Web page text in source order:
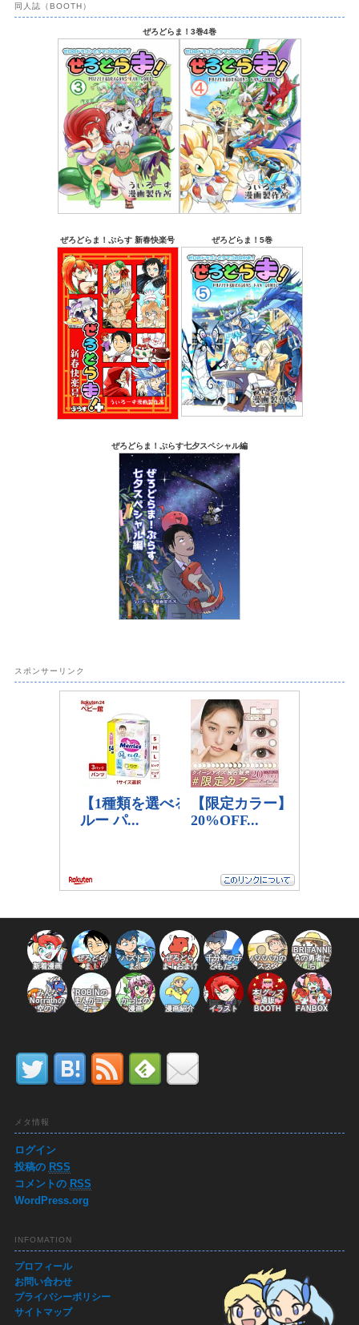
同人誌（BOOTH）
ぜろどらま！3巻4巻
ぜろどらま！ぷらす 新春快楽号 ぜろどらま！5巻
ぜろどらま！ぷらす七夕スペシャル編
スポンサーリンク
新着漫画
ぜろどら
ま！
パズドラ
ま！
ぜろどら
ま！おまけ
千分率の子
どもたち
パパバカの
ススメ
BRITANNI
Aの勇者た
ち
みんな
Norrathの
空の下
ROBINの
まんがコー
ナー
かっぱの
漫画
漫画紹介 イラスト
本/グッズ
通販
BOOTH
FANBOX
メタ情報
ログイン
投稿の RSS
コメントの RSS
WordPress.org
INFOMATION
プロフィール
お問い合わせ
プライバシーポリシー
サイトマップ